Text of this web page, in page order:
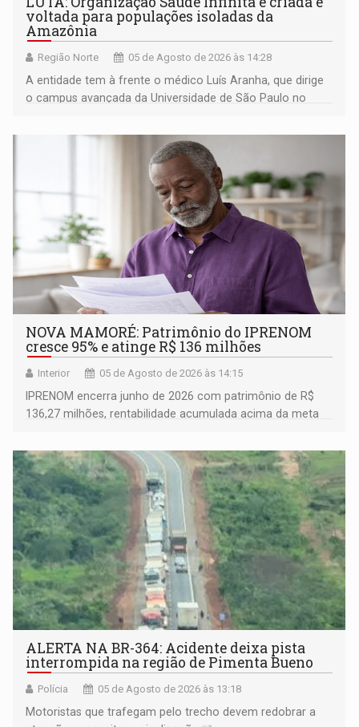
voltada para populações isoladas da
Amazônia
Região Norte 05 de Agosto de 2026 às 14:28
A entidade tem à frente o médico Luís Aranha, que dirige
o campus avançada da Universidade de São Paulo no
NOVA MAMORÉ: Patrimônio do IPRENOM
cresce 95% e atinge R$ 136 milhões
Interior 05 de Agosto de 2026 às 14:15
IPRENOM encerra junho de 2026 com patrimônio de R$
136,27 milhões, rentabilidade acumulada acima da meta
ALERTA NA BR-364: Acidente deixa pista
interrompida na região de Pimenta Bueno
Polícia 05 de Agosto de 2026 às 13:18
​Motoristas que trafegam pelo trecho devem redobrar a